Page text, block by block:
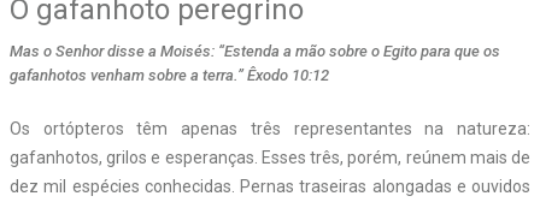
O gafanhoto peregrino
Mas o Senhor disse a Moisés: “Estenda a mão sobre o Egito para que os
gafanhotos venham sobre a terra.” Êxodo 10:12
Os ortópteros têm apenas três representantes na natureza:
gafanhotos, grilos e esperanças. Esses três, porém, reúnem mais de
dez mil espécies conhecidas. Pernas traseiras alongadas e ouvidos